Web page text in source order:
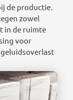
de productie.
zowel
in de ruimte
voor